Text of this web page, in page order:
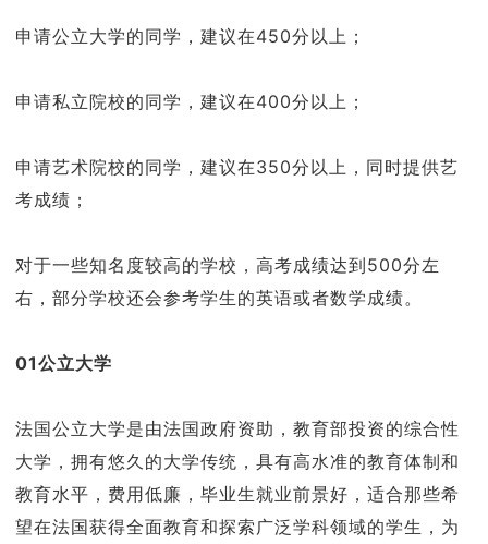
申请公立大学的同学，建议在450分以上；
申请私立院校的同学，建议在400分以上；
申请艺术院校的同学，建议在350分以上，同时提供艺
考成绩；
对于一些知名度较高的学校，高考成绩达到500分左
右，部分学校还会参考学生的英语或者数学成绩。
01公立大学
法国公立大学是由法国政府资助，教育部投资的综合性
大学，拥有悠久的大学传统，具有高水准的教育体制和
教育水平，费用低廉，毕业生就业前景好，适合那些希
望在法国获得全面教育和探索广泛学科领域的学生，为